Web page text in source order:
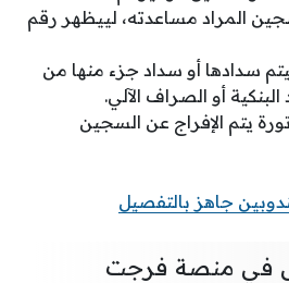
المراد مساعدته، لييظهر رقم
سدادها أو سداد جزء منها من
أو الصراف الآلي.
يتم الإفراج عن السجين
جاهز بالتفصيل
في منصة فرجت